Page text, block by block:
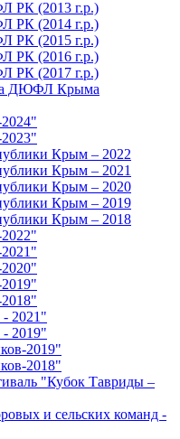
РК (2013 г.р.)
РК (2014 г.р.)
РК (2015 г.р.)
РК (2016 г.р.)
РК (2017 г.р.)
ДЮФЛ Крыма
Крым – 2022
Крым – 2021
Крым – 2020
Крым – 2019
Крым – 2018
2021"
2019"
2019"
2018"
"Кубок Тавриды –
и сельских команд -